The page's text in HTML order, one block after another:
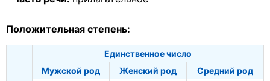
Положительная степень:
Единственное число
Мужской род
Женский род
Средний род